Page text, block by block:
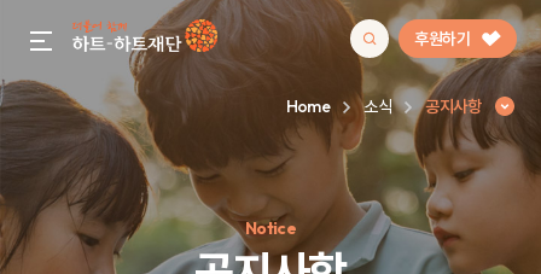
gnb menu open 후원하기
인기 키워드
#정기후원#하트플레이스#캠페인#팬덤후원
Home 소식 공지사항
Notice